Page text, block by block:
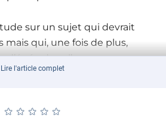
sur un sujet qui devrait
mais qui, une fois de plus,
dans l’eau.
sur la volonté réelle d'y
Lire l'article complet
★ ★ ★ ★ ★
★ ★ ★ ★ ★